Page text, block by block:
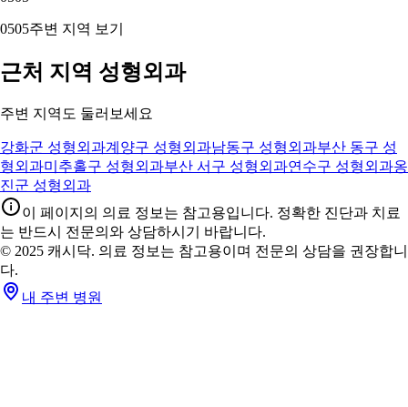
0505주변 지역 보기
근처 지역 성형외과
주변 지역도 둘러보세요
강화군 성형외과계양구 성형외과남동구 성형외과부산 동구 성
형외과미추홀구 성형외과부산 서구 성형외과연수구 성형외과옹
진군 성형외과
이 페이지의 의료 정보는 참고용입니다. 정확한 진단과 치료
는 반드시 전문의와 상담하시기 바랍니다.
© 2025 캐시닥. 의료 정보는 참고용이며 전문의 상담을 권장합니
다.
내 주변 병원